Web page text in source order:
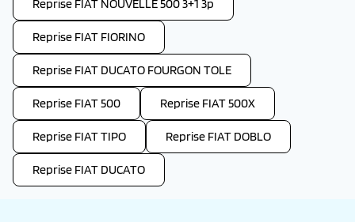
Reprise FIAT NOUVELLE 500 3+1 3p
Reprise FIAT FIORINO
Reprise FIAT DUCATO FOURGON TOLE
Reprise FIAT 500 Reprise FIAT 500X
Reprise FIAT TIPO Reprise FIAT DOBLO
Reprise FIAT DUCATO